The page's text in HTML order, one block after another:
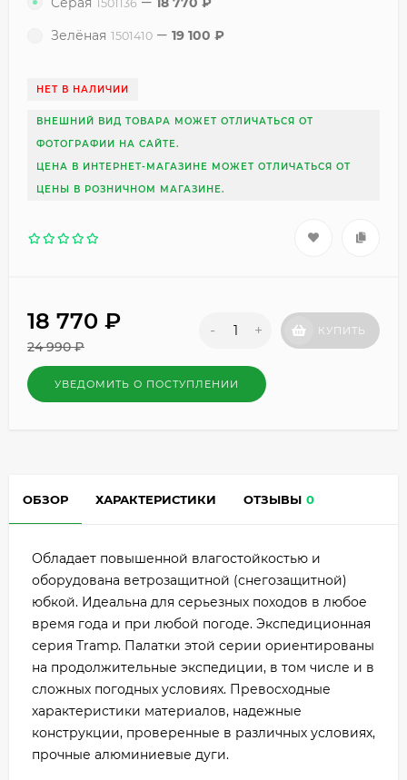
1501136
Зелёная 1501410 19 100 ₽
НЕТ В НАЛИЧИИ
ВНЕШНИЙ ВИД ТОВАРА МОЖЕТ ОТЛИЧАТЬСЯ ОТ
ФОТОГРАФИИ НА САЙТЕ.
ЦЕНА В ИНТЕРНЕТ-МАГАЗИНЕ МОЖЕТ ОТЛИЧАТЬСЯ ОТ
ЦЕНЫ В РОЗНИЧНОМ МАГАЗИНЕ.
18 770 ₽
24 990₽
- + КУПИТЬ
УВЕДОМИТЬ О ПОСТУПЛЕНИИ
ОБЗОР ХАРАКТЕРИСТИКИ ОТЗЫВЫ 0
Обладает повышенной влагостойкостью и
оборудована ветрозащитной (снегозащитной)
юбкой. Идеальна для серьезных походов в любое
время года и при любой погоде. Экспедиционная
серия Tramp. Палатки этой серии ориентированы
на продолжительные экспедиции, в том числе и в
сложных погодных условиях. Превосходные
характеристики материалов, надежные
конструкции, проверенные в различных условиях,
прочные алюминиевые дуги.